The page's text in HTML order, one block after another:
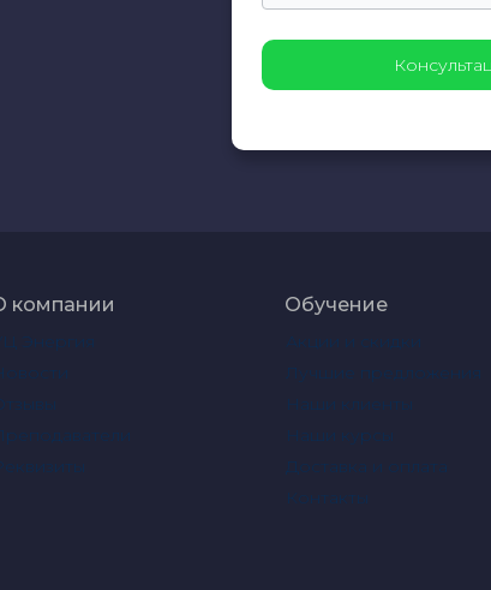
компании
Энергия
Отзывы
Обучение
Акции и скидки
Лучшие предложения
Наши клиенты
Наши курсы
Доставка и оплата
Контакты